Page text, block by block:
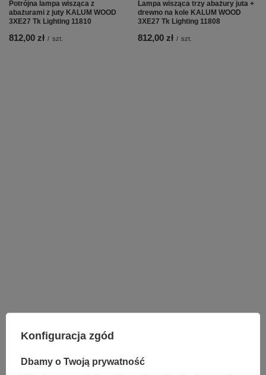
Potrójna lampa wisząca z
abażurami z juty KALUM WOOD
3XE27 Tk Lighting 11810
812,00 zł / szt.
Lampa wisząca trzy abażury juta +
drewno na kole KALUM WOOD
3XE27 Tk Lighting 11808
812,00 zł / szt.
KINKIETY NAD LUSTRO
LAMPKI NOCNE
Konfiguracja zgód
Dbamy o Twoją prywatność